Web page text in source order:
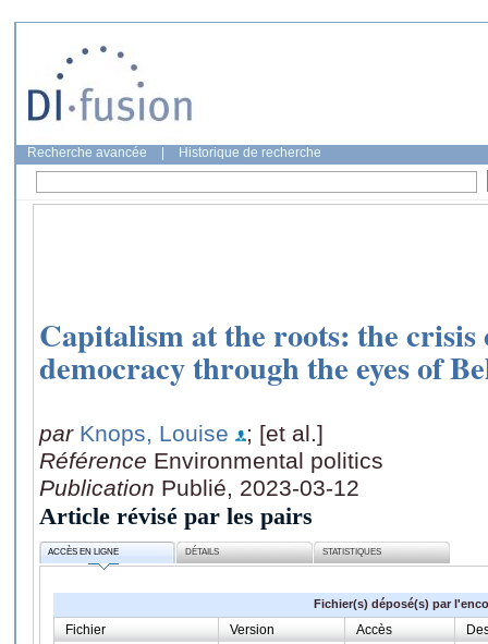
Recherche avancée Historique de recherche
Capitalism at the roots: the crisis
democracy through the eyes of
par Knops, Louise
; [et al.]
Référence Environmental politics
Publication Publié, 2023-03-12
Article révisé par les pairs
ACCÈS EN LIGNE DÉTAILS STATISTIQUES
Fichier(s) déposé(s) par
Fichier Version Accès